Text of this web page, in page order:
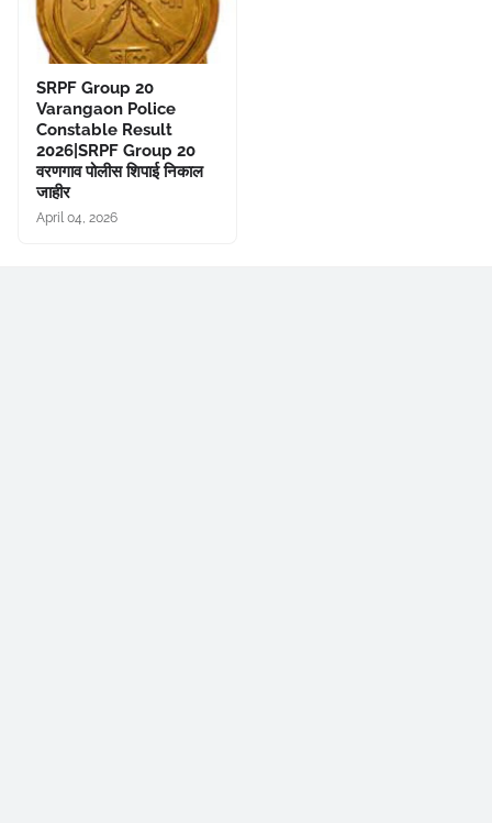
SRPF Group 20
Varangaon Police
Constable Result
2026|SRPF Group 20
वरणगाव पोलीस शिपाई निकाल
जाहीर
April 04, 2026